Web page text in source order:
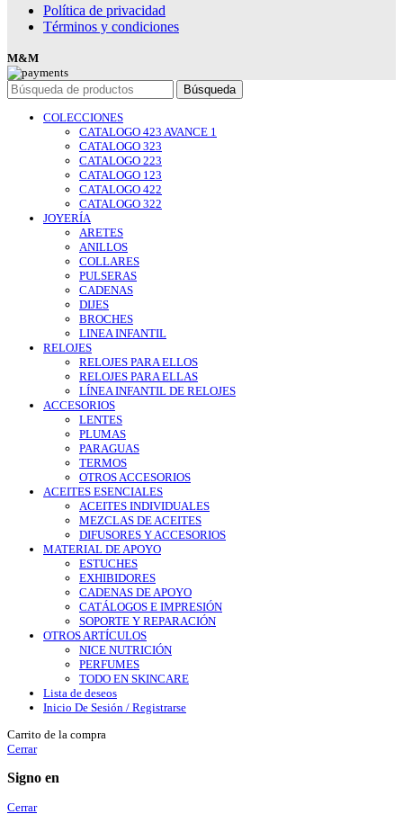
Política de privacidad
Términos y condiciones
M&M
Búsqueda
COLECCIONES
CATALOGO 423 AVANCE 1
CATALOGO 323
CATALOGO 223
CATALOGO 123
CATALOGO 422
CATALOGO 322
JOYERÍA
ARETES
ANILLOS
COLLARES
PULSERAS
CADENAS
DIJES
BROCHES
LINEA INFANTIL
RELOJES
RELOJES PARA ELLOS
RELOJES PARA ELLAS
LÍNEA INFANTIL DE RELOJES
ACCESORIOS
LENTES
PLUMAS
PARAGUAS
TERMOS
OTROS ACCESORIOS
ACEITES ESENCIALES
ACEITES INDIVIDUALES
MEZCLAS DE ACEITES
DIFUSORES Y ACCESORIOS
MATERIAL DE APOYO
ESTUCHES
EXHIBIDORES
CADENAS DE APOYO
CATÁLOGOS E IMPRESIÓN
SOPORTE Y REPARACIÓN
OTROS ARTÍCULOS
NICE NUTRICIÓN
PERFUMES
TODO EN SKINCARE
Lista de deseos
Inicio De Sesión / Registrarse
Carrito de la compra
Cerrar
Signo en
Cerrar